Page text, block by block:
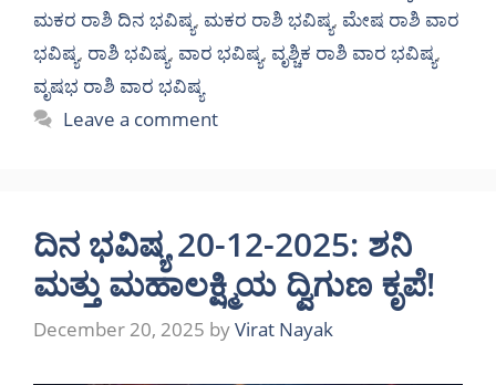
ಮಕರ ರಾಶಿ ದಿನ ಭವಿಷ್ಯ, ಮಕರ ರಾಶಿ ಭವಿಷ್ಯ, ಮೇಷ ರಾಶಿ ವಾರ
ಭವಿಷ್ಯ, ರಾಶಿ ಭವಿಷ್ಯ, ವಾರ ಭವಿಷ್ಯ, ವೃಶ್ಚಿಕ ರಾಶಿ ವಾರ ಭವಿಷ್ಯ,
ವೃಷಭ ರಾಶಿ ವಾರ ಭವಿಷ್ಯ
Leave a comment
ದಿನ ಭವಿಷ್ಯ 20-12-2025: ಶನಿ
ಮತ್ತು ಮಹಾಲಕ್ಷ್ಮಿಯ ದ್ವಿಗುಣ ಕೃಪೆ!
December 20, 2025 byVirat Nayak